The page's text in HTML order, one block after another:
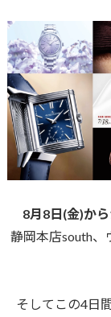
8月8日(金)か
静岡本店south、
そしてこの4日